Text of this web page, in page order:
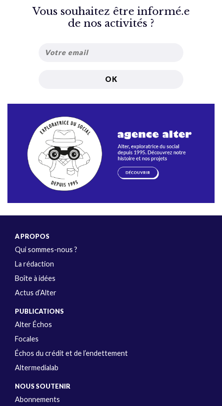
Vous souhaitez être informé.e
de nos activités ?
A PROPOS
Qui sommes-nous ?
La rédaction
Boîte à idées
Actus d’Alter
PUBLICATIONS
Alter Échos
Focales
Échos du crédit et de l’endettement
Altermedialab
NOUS SOUTENIR
Abonnements